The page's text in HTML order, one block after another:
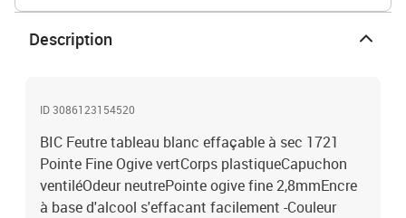
Description
ID 3086123154520
BIC Feutre tableau blanc effaçable à sec 1721
Pointe Fine Ogive vertCorps plastiqueCapuchon
ventiléOdeur neutrePointe ogive fine 2,8mmEncre
à base d'alcool s'effacant facilement -Couleur